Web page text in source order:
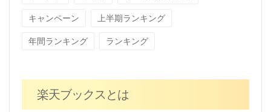
キャンペーン 上半期ランキング
年間ランキング ランキング
楽天ブックスとは